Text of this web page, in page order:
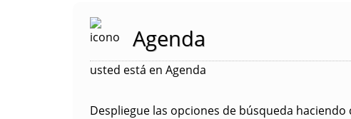
Agenda
usted está en Agenda
Despliegue las opciones de búsqueda haciendo